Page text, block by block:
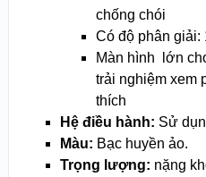
chống chói
Có độ phân giải:
Màn hình lớn
trải nghiệm xem
thích
Hệ điều hành: Sử
Màu: Bạc huyền ảo.
Trọng lượng: nặng